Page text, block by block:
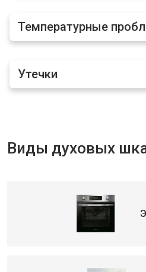
Температурные
Утечки
Виды духовых